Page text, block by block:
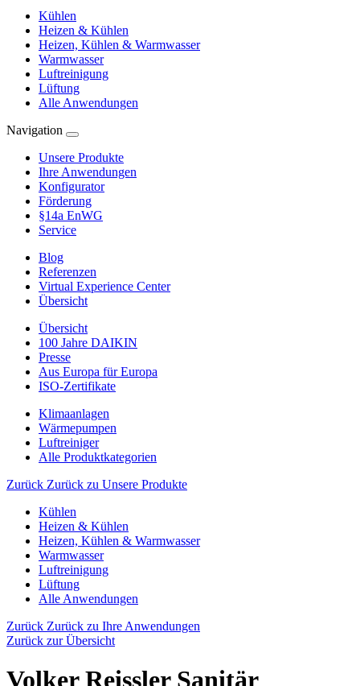
Kühlen
Heizen & Kühlen
Heizen, Kühlen & Warmwasser
Warmwasser
Luftreinigung
Lüftung
Alle Anwendungen
Navigation
Unsere Produkte
Ihre Anwendungen
Konfigurator
Förderung
§14a EnWG
Service
Blog
Referenzen
Virtual Experience Center
Übersicht
Übersicht
100 Jahre DAIKIN
Presse
Aus Europa für Europa
ISO-Zertifikate
Klimaanlagen
Wärmepumpen
Luftreiniger
Alle Produktkategorien
Zurück Zurück zu Unsere Produkte
Kühlen
Heizen & Kühlen
Heizen, Kühlen & Warmwasser
Warmwasser
Luftreinigung
Lüftung
Alle Anwendungen
Zurück Zurück zu Ihre Anwendungen
Zurück zur Übersicht
Volker Reissler Sanitär